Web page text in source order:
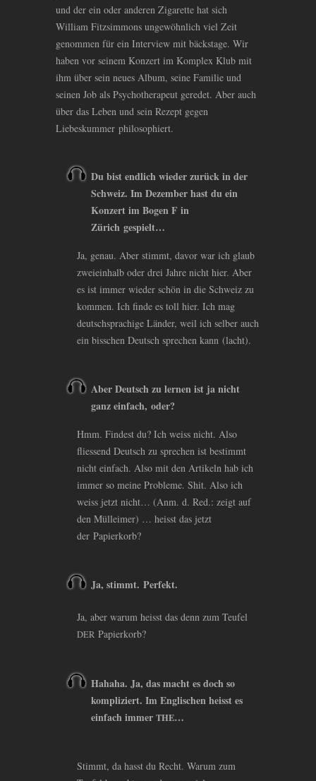
und der ein oder anderen Zigarette hat sich
William Fitzsimmons ungewöhnlich viel Zeit
genommen für ein Interview mit bäckstage. Wir
haben vor seinem Konzert im Komplex Klub mit
ihm über sein neues Album, seine Familie und
seinen Job als Psychotherapeut geredet. Aber auch
über das Leben und sein Rezept gegen
Liebeskummer philosophiert.
Du bist endlich wieder zurück in der
Schweiz. Im Dezember hast du ein
Konzert im Bogen F in
Zürich gespielt…
Ja, genau. Aber stimmt, davor war ich glaub
zweieinhalb oder drei Jahre nicht hier. Aber
es ist immer wieder schön in die Schweiz zu
kommen. Ich finde es toll hier. Ich mag
deutschsprachige Länder, weil ich selber auch
ein bisschen Deutsch sprechen kann (lacht).
Aber Deutsch zu lernen ist ja nicht
ganz einfach, oder?
Hmm. Findest du? Ich weiss nicht. Also
fliessend Deutsch zu sprechen ist bestimmt
nicht einfach. Also mit den Artikeln hab ich
immer so meine Probleme. Shit. Also ich
weiss jetzt nicht… (Anm. d. Red.: zeigt auf
den Mülleimer) … heisst das jetzt
der Papierkorb?
Ja, stimmt. Perfekt.
Ja, aber warum heisst das denn zum Teufel
DER Papierkorb?
Hahaha. Ja, das macht es doch so
kompliziert. Im Englischen heisst es
einfach immer THE…
Stimmt, da hasst du Recht. Warum zum